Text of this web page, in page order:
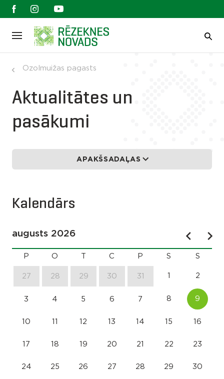
Ozolmuižas pagasts
Aktualitātes un
pasākumi
APAKŠSADAĻAS
Kalendārs
augusts 2026
P O C P S S
27 28 29 30 31 1 2
3 4 5 6 7 8 9
10 11 12 13 14 15 16
17 18 19 20 21 22 23
24 25 26 27 28 29 30